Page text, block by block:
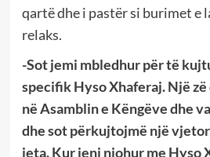
qartë dhe i pastër si burimet e
relaks.
-Sot jemi mbledhur për të
specifik Hyso Xhaferaj. Një zë
në Asamblin e Këngëve dhe
dhe sot përkujtojmë një
jeta. Kur jeni njohur me Hyso